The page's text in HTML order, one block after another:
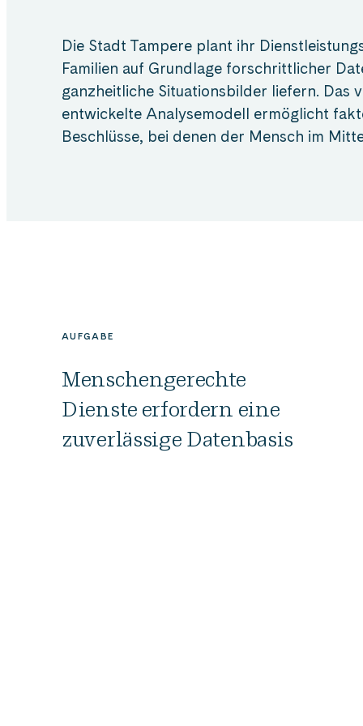
Die Stadt Tampere plant ihr
Familien auf Grundlage forschrittlicher
ganzheitliche Situationsbilder liefern. Das
entwickelte Analysemodell ermöglicht
Beschlüsse, bei denen der Mensch im
AUFGABE
Menschengerechte
Dienste erfordern eine
zuverlässige Datenbasis